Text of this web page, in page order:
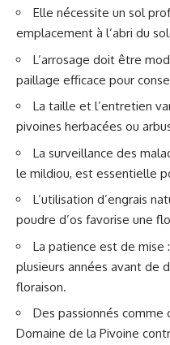
Elle nécessite un sol
emplacement à l’abri du
L’arrosage doit être
paillage efficace pour
La taille et l’entretien
pivoines herbacées ou
La surveillance des
le mildiou, est essentielle
L’utilisation d’engrais
poudre d’os favorise une
La patience est de
plusieurs années avant de
floraison.
Des passionnés comme
Domaine de la Pivoine